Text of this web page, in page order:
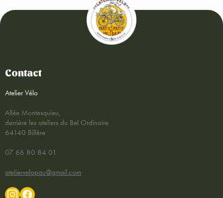
Contact
Atelier Vélo
Allée Montesquieu,
derrière les ateliers du Bel Ordinaire
64140 Billère
07 66 80 84 01
ateliervelopau@gmail.com